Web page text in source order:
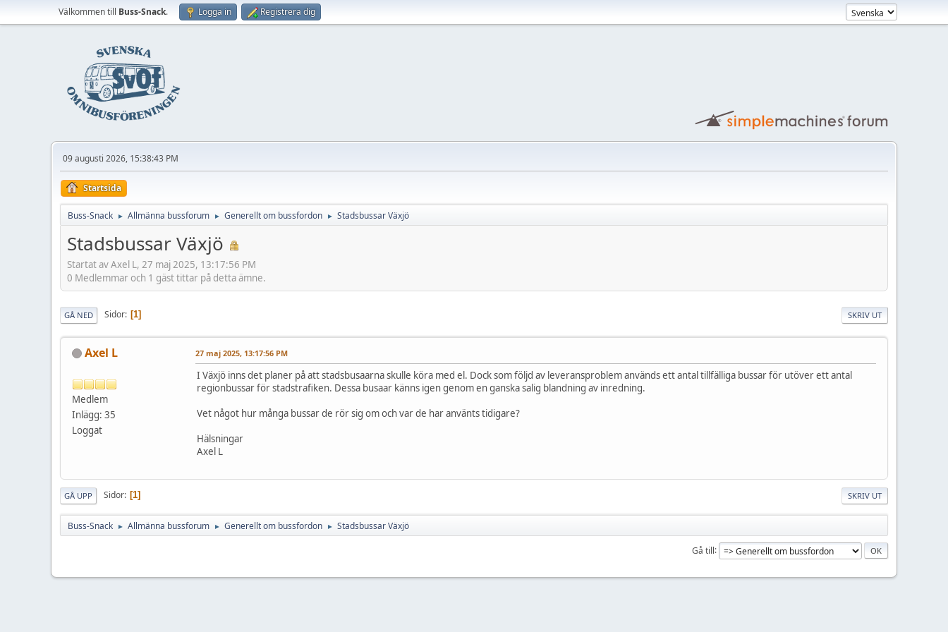
Välkommen till Buss-Snack. Logga in Registrera dig
09 augusti 2026, 15:38:43 PM
Startsida
Buss-Snack ► Allmänna bussforum ► Generellt om bussfordon ► Stadsbussar Växjö
Stadsbussar Växjö
Startat av Axel L, 27 maj 2025, 13:17:56 PM
0 Medlemmar och 1 gäst tittar på detta ämne.
SKRIV UT
GÅ NED Sidor 1
Axel L
Medlem
Inlägg: 35
Loggat
27 maj 2025, 13:17:56 PM
I Växjö inns det planer på att stadsbusaarna skulle köra med el. Dock som följd av leveransproblem används ett antal tillfälliga bussar för utöver ett antal
regionbussar för stadstrafiken. Dessa busaar känns igen genom en ganska salig blandning av inredning.
Vet något hur många bussar de rör sig om och var de har använts tidigare?
Hälsningar
Axel L
SKRIV UT
GÅ UPP Sidor 1
Buss-Snack ► Allmänna bussforum ► Generellt om bussfordon ► Stadsbussar Växjö
Gå till